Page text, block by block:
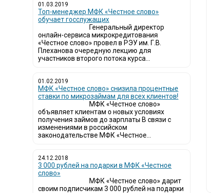
01.03.2019
Топ-менеджер МФК «Честное слово»
обучает госслужащих
Генеральный директор
онлайн-сервиса микрокредитования
«Честное слово» провел в РЭУ им. Г.В.
Плеханова очередную лекцию для
участников второго потока курса...
01.02.2019
МФК «Честное слово» снизила процентные
ставки по микрозаймам для всех клиентов!
МФК «Честное слово»
объявляет клиентам о новых условиях
получения займов до зарплаты В связи с
изменениями в российском
законодательстве МФК «Честное...
24.12.2018
3 000 рублей на подарки в МФК «Честное
слово»
МФК «Честное слово» дарит
своим подписчикам 3 000 рублей на подарки